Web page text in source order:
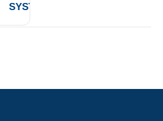
SYSTEM